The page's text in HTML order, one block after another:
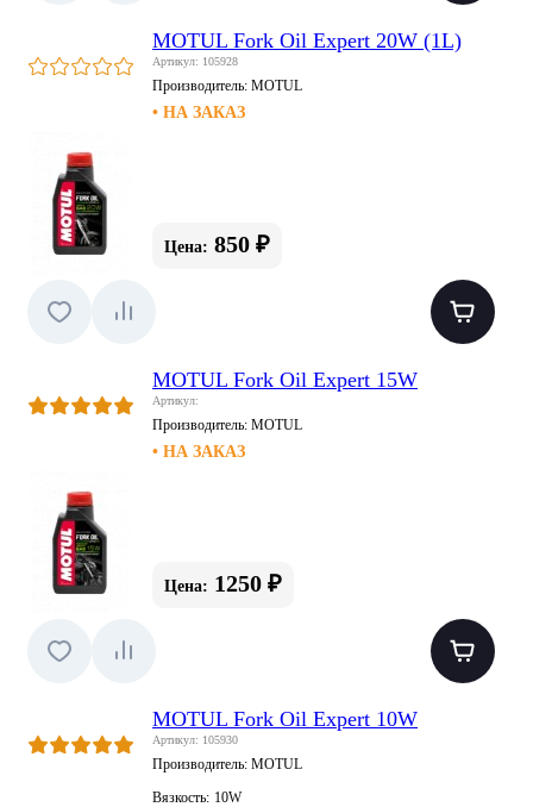
MOTUL Fork Oil Expert 20W (1L)
Артикул: 105928
Производитель: MOTUL
• НА ЗАКАЗ
Цена: 850 ₽
MOTUL Fork Oil Expert 15W
Артикул:
Производитель: MOTUL
• НА ЗАКАЗ
Цена: 1250 ₽
MOTUL Fork Oil Expert 10W
Артикул: 105930
Производитель: MOTUL
Вязкость: 10W